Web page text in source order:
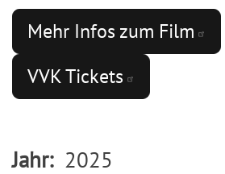
Mehr Infos zum Film
VVKTickets
Jahr
2025